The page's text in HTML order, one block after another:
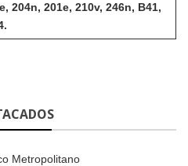
204n, 201e, 210v, 246n, B41,
Metropolitano